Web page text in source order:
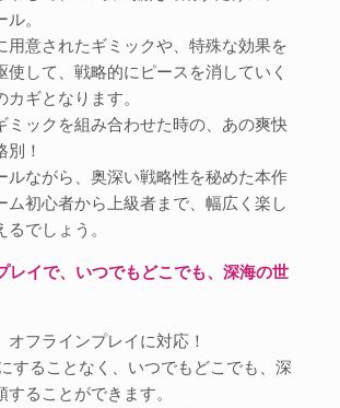
。
用意されたギミックや、特殊な効果を
使して、戦略的にピースを消していく
カギとなります。
ミックを組み合わせた時の、あの爽快
別！
ルながら、奥深い戦略性を秘めた本作
ム初心者から上級者まで、幅広く楽し
でしょう。
レイで、いつでもどこでも、深海の世
オフラインプレイに対応！
することなく、いつでもどこでも、深
ることができます。